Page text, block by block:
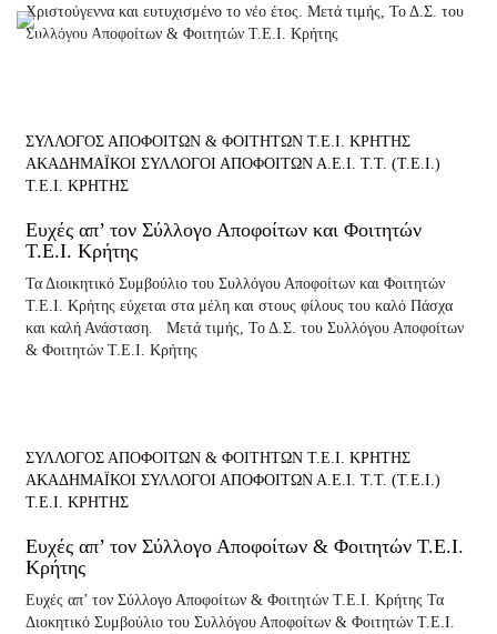
Χριστούγεννα και ευτυχισμένο το νέο έτος. Μετά τιμής, Το Δ.Σ. του
Συλλόγου Αποφοίτων & Φοιτητών Τ.Ε.Ι. Κρήτης
ΣΥΛΛΟΓΟΣ ΑΠΟΦΟΙΤΩΝ & ΦΟΙΤΗΤΩΝ Τ.Ε.Ι. ΚΡΗΤΗΣ
ΑΚΑΔΗΜΑΪΚΟΙ ΣΥΛΛΟΓΟΙ ΑΠΟΦΟΙΤΩΝ Α.Ε.Ι. Τ.Τ. (Τ.Ε.Ι.)
Τ.Ε.Ι. ΚΡΗΤΗΣ
Ευχές απ’ τον Σύλλογο Αποφοίτων και Φοιτητών
Τ.Ε.Ι. Κρήτης
Τα Διοικητικό Συμβούλιο του Συλλόγου Αποφοίτων και Φοιτητών
Τ.Ε.Ι. Κρήτης εύχεται στα μέλη και στους φίλους του καλό Πάσχα
και καλή Ανάσταση. Μετά τιμής, Το Δ.Σ. του Συλλόγου Αποφοίτων
& Φοιτητών Τ.Ε.Ι. Κρήτης
ΣΥΛΛΟΓΟΣ ΑΠΟΦΟΙΤΩΝ & ΦΟΙΤΗΤΩΝ Τ.Ε.Ι. ΚΡΗΤΗΣ
ΑΚΑΔΗΜΑΪΚΟΙ ΣΥΛΛΟΓΟΙ ΑΠΟΦΟΙΤΩΝ Α.Ε.Ι. Τ.Τ. (Τ.Ε.Ι.)
Τ.Ε.Ι. ΚΡΗΤΗΣ
Ευχές απ’ τον Σύλλογο Αποφοίτων & Φοιτητών Τ.Ε.Ι.
Κρήτης
Ευχές απ’ τον Σύλλογο Αποφοίτων & Φοιτητών Τ.Ε.Ι. Κρήτης Τα
Διοκητικό Συμβούλιο του Συλλόγου Αποφοίτων & Φοιτητών Τ.Ε.Ι.